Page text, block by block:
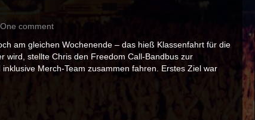
One comment
am gleichen Wochenende – das hieß Klassenfahrt für die
wird, stellte Chris den Freedom Call-Bandbus zur
Merch-Team zusammen fahren. Erstes Ziel war